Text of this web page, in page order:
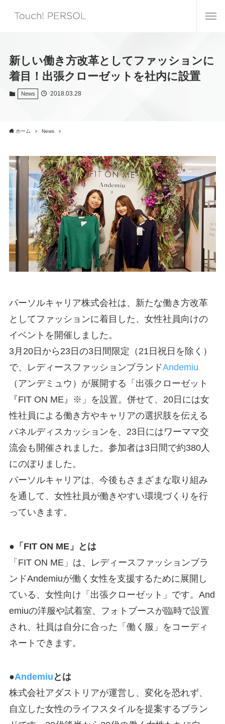
新しい働き方改革としてファッションに
着目！出張クローゼットを社内に設置
News 2018.03.28
ホーム News
パーソルキャリア株式会社は、新たな働き方改革
としてファッションに着目した、女性社員向けの
イベントを開催しました。
3月20日から23日の3日間限定（21日祝日を除く）
で、レディースファッションブランドAndemiu
（アンデミュウ）が展開する「出張クローゼット
『FIT ON ME』※」を設置。併せて、20日には女
性社員による働き方やキャリアの選択肢を伝える
パネルディスカッションを、23日にはワーママ交
流会も開催されました。参加者は3日間で約380人
にのぼりました。
パーソルキャリアは、今後もさまざまな取り組み
を通して、女性社員が働きやすい環境づくりを行
っていきます。
●「FIT ON ME」とは
「FIT ON ME」は、レディースファッションブラ
ンドAndemiuが働く女性を支援するために展開し
ている、女性向け「出張クローゼット」です。And
emiuの洋服や試着室、フォトブースが臨時で設置
され、社員は自分に合った「働く服」をコーディ
ネートできます。
●Andemiu とは
株式会社アダストリアが運営し、変化を恐れず、
自立した女性のライフスタイルを提案するブラン